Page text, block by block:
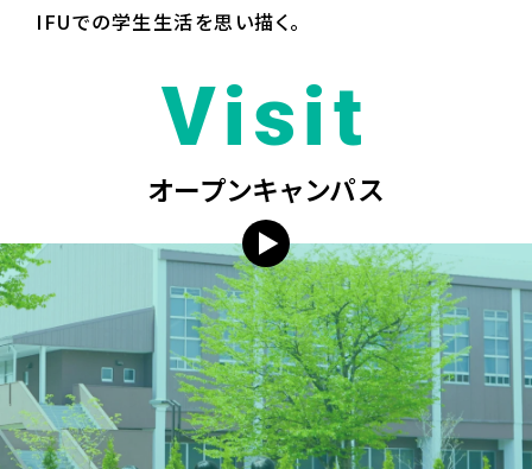
IFUでの学生生活を思い描く。
Visit
オープンキャンパス